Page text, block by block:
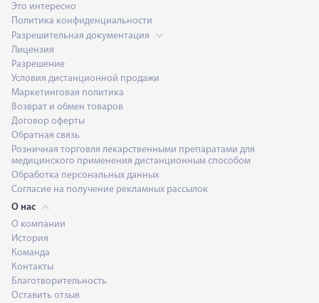
Это интересно
Политика конфиденциальности
Разрешительная документация
Лицензия
Разрешение
Условия дистанционной продажи
Маркетинговая политика
Возврат и обмен товаров
Договор оферты
Обратная связь
Розничная торговля лекарственными препаратами для
медицинского применения дистанционным способом
Обработка персональных данных
Согласие на получение рекламных рассылок
О нас
О компании
История
Команда
Контакты
Благотворительность
Оставить отзыв